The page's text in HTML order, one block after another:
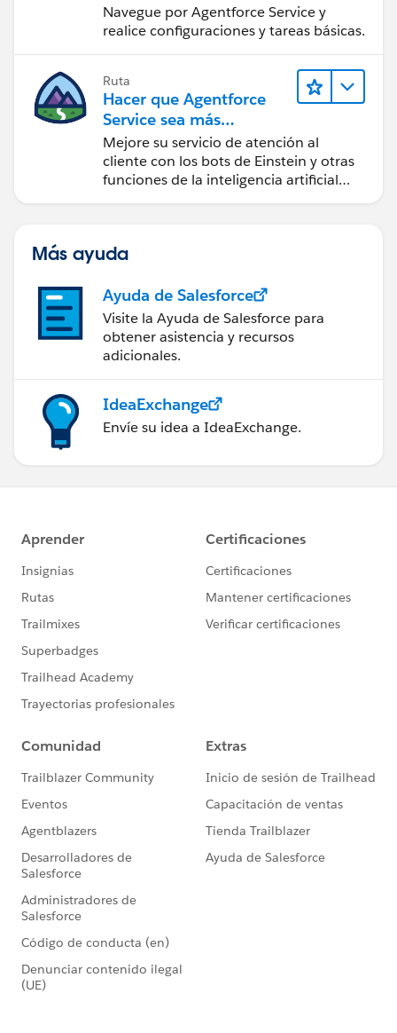
Navegue por Agentforce Service y
realice configuraciones y tareas básicas.
Ruta
Hacer que Agentforce
Service sea más
inteligente
Mejore su servicio de atención al
cliente con los bots de Einstein y otras
funciones de la inteligencia artificial
Más ayuda
Ayuda de Salesforce
Visite la Ayuda de Salesforce para
obtener asistencia y recursos
adicionales.
IdeaExchange
Envíe su idea a IdeaExchange.